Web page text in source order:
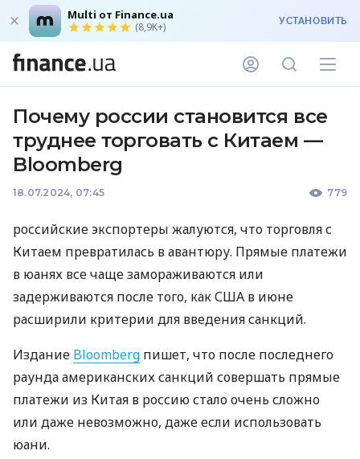
Multi от Finance.ua
(8,9K+) УСТАНОВИТЬ
Почему россии становится все
труднее торговать с Китаем —
Bloomberg
18.07.2024, 07:45 779
российские экспортеры жалуются, что торговля с
Китаем превратилась в авантюру. Прямые платежи
в юанях все чаще замораживаются или
задерживаются после того, как США в июне
расширили критерии для введения санкций.
Издание Bloomberg пишет, что после последнего
раунда американских санкций совершать прямые
платежи из Китая в россию стало очень сложно
или даже невозможно, даже если использовать
юани.